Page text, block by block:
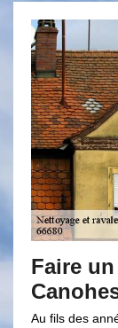
nettoyage
l’état de vos